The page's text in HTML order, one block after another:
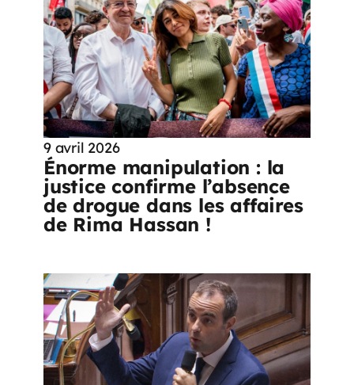
9 avril 2026
Énorme manipulation : la
justice confirme l’absence
de drogue dans les affaires
de Rima Hassan !